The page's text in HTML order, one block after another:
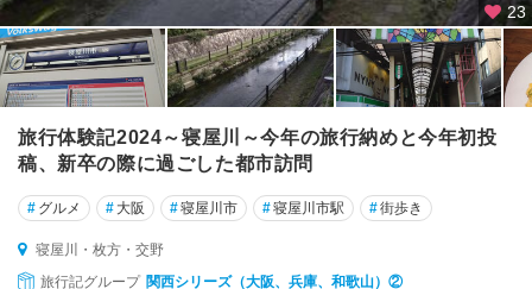
23
旅行体験記2024～寝屋川～今年の旅行納めと今年初投
稿、新卒の際に過ごした都市訪問
# グルメ # 大阪 #寝屋川市 #寝屋川市駅 #街歩き
寝屋川・枚方・交野
旅行記グループ 関西シリーズ（大阪、兵庫、和歌山）②